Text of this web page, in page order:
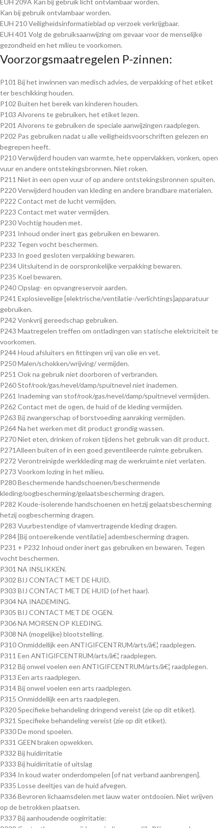
EUH 209A Kan bij gebruik licht ontvlambaar worden.
Kan bij gebruik ontvlambaar worden.
EUH 210 Veiligheidsinformatieblad op verzoek verkrijgbaar.
EUH 401 Volg de gebruiksaanwijzing om gevaar voor de menselijke
gezondheid en het milieu te voorkomen.
Voorzorgsmaatregelen P-zinnen:
P101 Bij het inwinnen van medisch advies, de verpakking of het etiket
ter beschikking houden.
P102 Buiten het bereik van kinderen houden.
P103 Alvorens te gebruiken, het etiket lezen.
P201 Alvorens te gebruiken de speciale aanwijzingen raadplegen.
P202 Pas gebruiken nadat u alle veiligheidsvoorschriften gelezen en
begrepen heeft.
P210 Verwijderd houden van warmte, hete oppervlakken, vonken, open
vuur en andere ontstekingsbronnen. Niet roken.
P211 Niet in een open vuur of op andere ontstekingsbronnen spuiten.
P220 Verwijderd houden van kleding en andere brandbare materialen.
P222 Contact met de lucht vermijden.
P223 Contact met water vermijden.
P230 Vochtig houden met.
P231 Inhoud onder inert gas gebruiken en bewaren.
P232 Tegen vocht beschermen.
P233 In goed gesloten verpakking bewaren.
P234 Uitsluitend in de oorspronkelijke verpakking bewaren.
P235 Koel bewaren.
P240 Opslag- en opvangreservoir aarden.
P241 Explosieveilige [elektrische/ventilatie-/verlichtings]apparatuur
gebruiken.
P242 Vonkvrij gereedschap gebruiken.
P243 Maatregelen treffen om ontladingen van statische elektriciteit te
voorkomen.
P244 Houd afsluiters en fittingen vrij van olie en vet.
P250 Malen/schokken/wrijving/ vermijden.
P251 Ook na gebruik niet doorboren of verbranden.
P260 Stof/rook/gas/nevel/damp/spuitnevel niet inademen.
P261 Inademing van stof/rook/gas/nevel/damp/spuitnevel vermijden.
P262 Contact met de ogen, de huid of de kleding vermijden.
P263 Bij zwangerschap of borstvoeding aanraking vermijden.
P264 Na het werken met dit product grondig wassen.
P270 Niet eten, drinken of roken tijdens het gebruik van dit product.
P271Alleen buiten of in een goed geventileerde ruimte gebruiken.
P272 Verontreinigde werkkleding mag de werkruimte niet verlaten.
P273 Voorkom lozing in het milieu.
P280 Beschermende handschoenen/beschermende
kleding/oogbescherming/gelaatsbescherming dragen.
P282 Koude-isolerende handschoenen en hetzij gelaatsbescherming
hetzij oogbescherming dragen.
P283 Vuurbestendige of vlamvertragende kleding dragen.
P284 [Bij ontoereikende ventilatie] adembescherming dragen.
P231 + P232 Inhoud onder inert gas gebruiken en bewaren. Tegen
vocht beschermen.
P301 NA INSLIKKEN.
P302 BIJ CONTACT MET DE HUID.
P303 BIJ CONTACT MET DE HUID (of het haar).
P304 NA INADEMING.
P305 BIJ CONTACT MET DE OGEN.
P306 NA MORSEN OP KLEDING.
P308 NA (mogelijke) blootstelling.
P310 Onmiddellijk een ANTIGIFCENTRUM/arts/â€¦ raadplegen.
P311 Een ANTIGIFCENTRUM/arts/â€¦ raadplegen.
P312 Bij onwel voelen een ANTIGIFCENTRUM/arts/â€¦ raadplegen.
P313 Een arts raadplegen.
P314 Bij onwel voelen een arts raadplegen.
P315 Onmiddellijk een arts raadplegen.
P320 Specifieke behandeling dringend vereist (zie op dit etiket).
P321 Specifieke behandeling vereist (zie op dit etiket).
P330 De mond spoelen.
P331 GEEN braken opwekken.
P332 Bij huidirritatie
P333 Bij huidirritatie of uitslag
P334 In koud water onderdompelen [of nat verband aanbrengen].
P335 Losse deeltjes van de huid afvegen.
P336 Bevroren lichaamsdelen met lauw water ontdooien. Niet wrijven
op de betrokken plaatsen.
P337 Bij aanhoudende oogirritatie: